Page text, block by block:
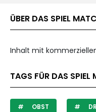
ÜBER DAS SPIEL
Inhalt mit
TAGS FÜR DAS SPIEL
OBST